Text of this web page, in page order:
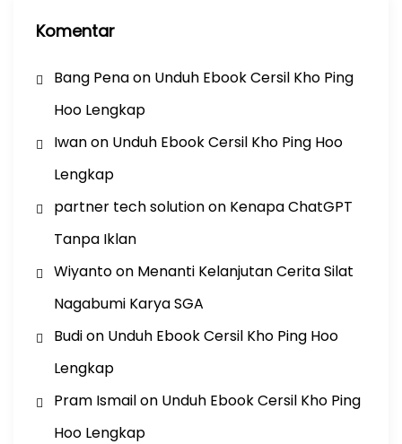
Komentar
Bang Penaon Unduh Ebook Cersil Kho Ping
Hoo Lengkap
Iwanon Unduh Ebook Cersil Kho Ping Hoo
Lengkap
partner tech solutionon Kenapa ChatGPT
Tanpa Iklan
Wiyantoon Menanti Kelanjutan Cerita Silat
Nagabumi Karya SGA
Budion Unduh Ebook Cersil Kho Ping Hoo
Lengkap
Pram Ismailon Unduh Ebook Cersil Kho Ping
Hoo Lengkap